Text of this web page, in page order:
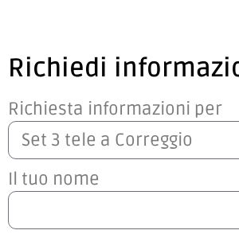
Richiedi
Richiesta informazioni per
Il tuo nome